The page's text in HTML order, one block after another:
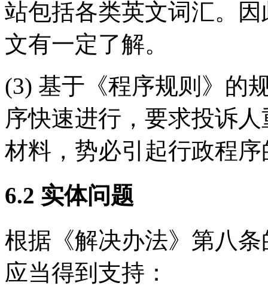
站包括各类英文词汇。
文有一定了解。
(3) 基于《程序规则》的
序快速进行，要求投诉
材料，势必引起行政程
6.2 实体问题
根据《解决办法》第八
应当得到支持：